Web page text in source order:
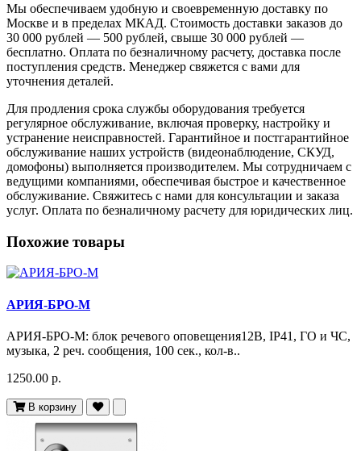
Мы обеспечиваем удобную и своевременную доставку по
Москве и в пределах МКАД. Стоимость доставки заказов до
30 000 рублей — 500 рублей, свыше 30 000 рублей —
бесплатно. Оплата по безналичному расчету, доставка после
поступления средств. Менеджер свяжется с вами для
уточнения деталей.
Для продления срока службы оборудования требуется
регулярное обслуживание, включая проверку, настройку и
устранение неисправностей. Гарантийное и постгарантийное
обслуживание наших устройств (видеонаблюдение, СКУД,
домофоны) выполняется производителем. Мы сотрудничаем с
ведущими компаниями, обеспечивая быстрое и качественное
обслуживание. Свяжитесь с нами для консультации и заказа
услуг. Оплата по безналичному расчету для юридических лиц.
Похожие товары
АРИЯ-БРО-М
АРИЯ-БРО-М: блок речевого оповещения12В, IP41, ГО и ЧС,
музыка, 2 реч. сообщения, 100 сек., кол-в..
1250.00 р.
В корзину